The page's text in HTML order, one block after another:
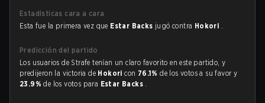
Estadísticas cara a cara
Esta fue la primera vez que Estar Backs jugó contra Hokori .
Predicción del partido
Los usuarios de Strafe tenían un claro favorito en este partido, y
predijeron la victoria de Hokoricon 76.1%de los votos a su favor y
23.9%de los votos para Estar Backs .